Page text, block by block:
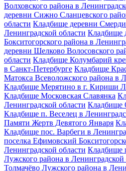
Волховского района в
деревни Сижно Сланцевского
области Кладбище деревни
Ленинградской области Кладбище
Бокситогорского района в
деревни Шелково Волосовского
области Кладбище Колумбарий
в Санкт-Петербурге Кладбище
Матокса Всеволожского района в
Кладбище Мерятино в г. Кириши
Кладбище Московская Славянка
Ленинградской области Кладбище
Кладбище п. Веселец в
Памяти Жертв Девятого Января
Кладбище пос. Варбеги в
поселка Ефимовский
Ленинградской области Кладбище
Лужского района в Ленинградской
Толмачёво Лужского района в